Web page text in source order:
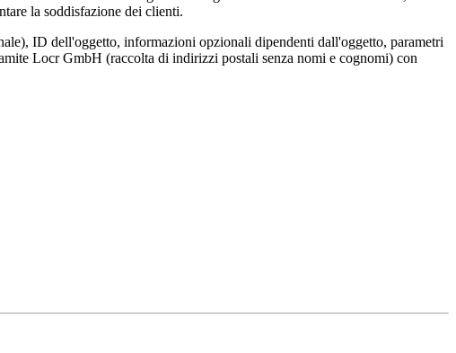
la soddisfazione dei clienti.
ID dell'oggetto, informazioni opzionali dipendenti dall'oggetto, parametri
Locr GmbH (raccolta di indirizzi postali senza nomi e cognomi) con